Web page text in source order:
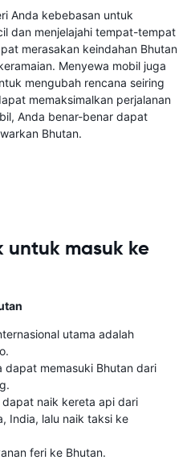
Anda kebebasan untuk
dan menjelajahi tempat-tempat
merasakan keindahan Bhutan
Menyewa mobil juga
mengubah rencana seiring
memaksimalkan perjalanan
Anda benar-benar dapat
Bhutan.
masuk ke
utama adalah
dapat memasuki Bhutan dari
dapat naik kereta api dari
India, lalu naik taksi ke
feri ke Bhutan.